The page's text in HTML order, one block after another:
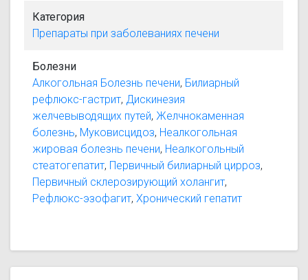
болезнь печени, в том числе неалкогольный
стеатогепатит; - алкогольная болезнь печени; -
гастрит и рефлюкс-эзофагит.
Категория
Препараты при заболеваниях печени
Болезни
Алкогольная Болезнь печени, Билиарный
рефлюкс-гастрит, Дискинезия
желчевыводящих путей,Желчнокаменная
болезнь, Муковисцидоз, Неалкогольная
жировая болезнь печени, Неалкогольный
стеатогепатит, Первичный билиарный цирроз,
Первичный склерозирующий холангит,
Рефлюкс-эзофагит,Хронический гепатит